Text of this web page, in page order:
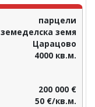
парцели
земеделска земя
Царацово
4000 кв.м.
200 000 €
50 €/кв.м.